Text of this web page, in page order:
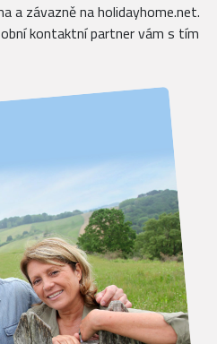
a závazně na holidayhome.net.
kontaktní partner vám s tím